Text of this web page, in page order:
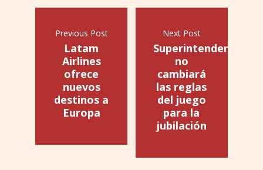
Previous Post
Latam
Airlines
ofrece
nuevos
destinos a
Europa
Next Post
Superintendencia
no
cambiará
las reglas
del juego
para la
jubilación